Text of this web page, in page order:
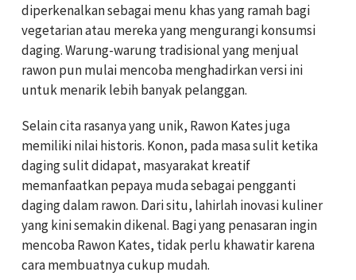
diperkenalkan sebagai menu khas yang ramah bagi
vegetarian atau mereka yang mengurangi konsumsi
daging. Warung-warung tradisional yang menjual
rawon pun mulai mencoba menghadirkan versi ini
untuk menarik lebih banyak pelanggan.
Selain cita rasanya yang unik, Rawon Kates juga
memiliki nilai historis. Konon, pada masa sulit ketika
daging sulit didapat, masyarakat kreatif
memanfaatkan pepaya muda sebagai pengganti
daging dalam rawon. Dari situ, lahirlah inovasi kuliner
yang kini semakin dikenal. Bagi yang penasaran ingin
mencoba Rawon Kates, tidak perlu khawatir karena
cara membuatnya cukup mudah.